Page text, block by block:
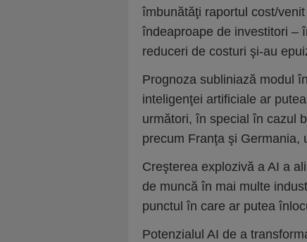
îmbunătăţi raportul cost/
îndeaproape de investitori –
reduceri de costuri şi-au
Prognoza subliniază modul
inteligenţei artificiale ar
următori, în special în cazul
precum Franţa şi Germania,
Creşterea explozivă a AI a
de muncă în mai multe
punctul în care ar putea
Potenzialul AI de a